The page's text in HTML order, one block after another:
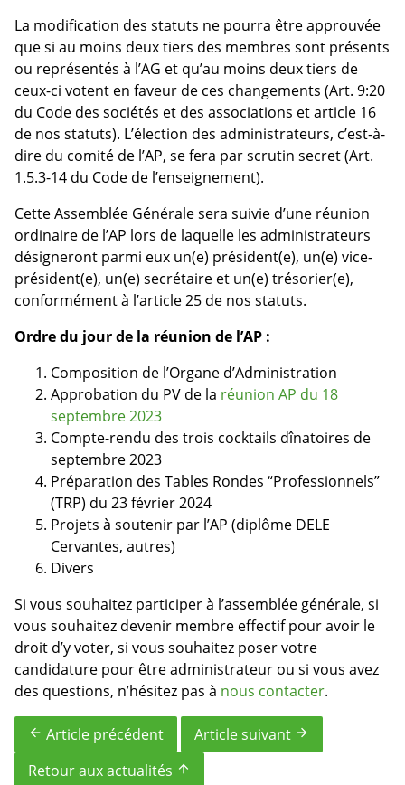
La modification des statuts ne pourra être approuvée
que si au moins deux tiers des membres sont présents
ou représentés à l’AG et qu’au moins deux tiers de
ceux-ci votent en faveur de ces changements (Art. 9:20
du Code des sociétés et des associations et article 16
de nos statuts). L’élection des administrateurs, c’est-à-
dire du comité de l’AP, se fera par scrutin secret (Art.
1.5.3-14 du Code de l’enseignement).
Cette Assemblée Générale sera suivie d’une réunion
ordinaire de l’AP lors de laquelle les administrateurs
désigneront parmi eux un(e) président(e), un(e) vice-
président(e), un(e) secrétaire et un(e) trésorier(e),
conformément à l’article 25 de nos statuts.
Ordre du jour de la réunion de l’AP :
Composition de l’Organe d’Administration
Approbation du PV de la réunion AP du 18
septembre 2023
Compte-rendu des trois cocktails dînatoires de
septembre 2023
Préparation des Tables Rondes “Professionnels”
(TRP) du 23 février 2024
Projets à soutenir par l’AP (diplôme DELE
Cervantes, autres)
Divers
Si vous souhaitez participer à l’assemblée générale, si
vous souhaitez devenir membre effectif pour avoir le
droit d’y voter, si vous souhaitez poser votre
candidature pour être administrateur ou si vous avez
des questions, n’hésitez pas à nous contacter.
arrow_back Article précédent Article suivant arrow_forward
Retour aux actualités arrow_upward